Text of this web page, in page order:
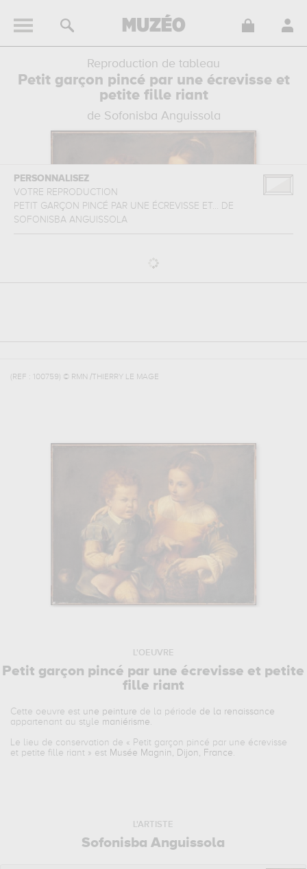
Reproduction de tableau
Petit garçon pincé par une écrevisse et
petite fille riant
de Sofonisba Anguissola
PERSONNALISEZ
VOTRE REPRODUCTION
PETIT GARÇON PINCÉ PAR UNE ÉCREVISSE ET... DE
SOFONISBA ANGUISSOLA
(REF : 100759) © RMN /THIERRY LE MAGE
L'OEUVRE
Petit garçon pincé par une écrevisse et petite
fille riant
Cette oeuvre est une peinture de la période de la renaissance
appartenant au style maniérisme.
Le lieu de conservation de « Petit garçon pincé par une écrevisse
et petite fille riant » est Musée Magnin, Dijon, France.
L'ARTISTE
Sofonisba Anguissola